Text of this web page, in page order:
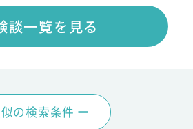
談一覧を見る
の検索条件